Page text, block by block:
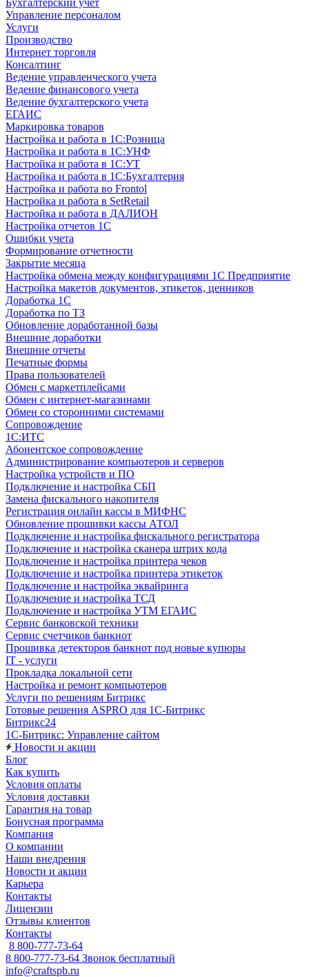
Бухгалтерский учет
Управление персоналом
Услуги
Производство
Интернет торговля
Консалтинг
Ведение управленческого учета
Ведение финансового учета
Ведение бухгалтерского учета
ЕГАИС
Маркировка товаров
Настройка и работа в 1С:Розница
Настройка и работа в 1С:УНФ
Настройка и работа в 1С:УТ
Настройка и работа в 1С:Бухгалтерия
Настройка и работа во Frontol
Настройка и работа в SetRetail
Настройка и работа в ДАЛИОН
Настройка отчетов 1С
Ошибки учета
Формирование отчетности
Закрытие месяца
Настройка обмена между конфигурациями 1С Предприятие
Настройка макетов документов, этикеток, ценников
Доработка 1С
Доработка по ТЗ
Обновление доработанной базы
Внешние доработки
Внешние отчеты
Печатные формы
Права пользователей
Обмен с маркетплейсами
Обмен с интернет-магазинами
Обмен со сторонними системами
Сопровождение
1C:ИТС
Абонентское сопровождение
Администрирование компьютеров и серверов
Настройка устройств и ПО
Подключение и настройка СБП
Замена фискального накопителя
Регистрация онлайн кассы в МИФНС
Обновление прошивки кассы АТОЛ
Подключение и настройка фискального регистратора
Подключение и настройка сканера штрих кода
Подключение и настройка принтера чеков
Подключение и настройка принтера этикеток
Подключение и настройка эквайринга
Подключение и настройка ТСД
Подключение и настройка УТМ ЕГАИС
Сервис банковской техники
Сервис счетчиков банкнот
Прошивка детекторов банкнот под новые купюры
IT - услуги
Прокладка локальной сети
Настройка и ремонт компьютеров
Услуги по решениям Битрикс
Готовые решения ASPRO для 1С-Битрикс
Битрикс24
1С-Битрикс: Управление сайтом
Новости и акции
Блог
Как купить
Условия оплаты
Условия доставки
Гарантия на товар
Бонусная программа
Компания
О компании
Наши внедрения
Новости и акции
Карьера
Контакты
Лицензии
Отзывы клиентов
Контакты
8 800-777-73-64
8 800-777-73-64 Звонок бесплатный
info@craftspb.ru